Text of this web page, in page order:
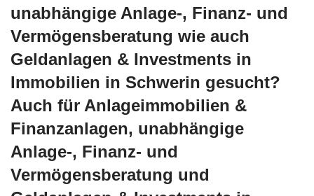
unabhängige Anlage-, Finanz- und
Vermögensberatung wie auch
Geldanlagen & Investments in
Immobilien in Schwerin gesucht?
Auch für Anlageimmobilien &
Finanzanlagen, unabhängige
Anlage-, Finanz- und
Vermögensberatung und